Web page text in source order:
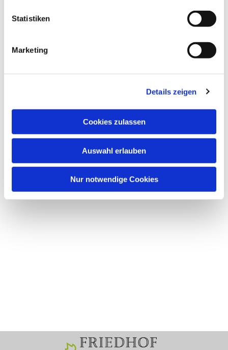
Statistiken
Marketing
Details zeigen
Cookies zulassen
Auswahl erlauben
Nur notwendige Cookies